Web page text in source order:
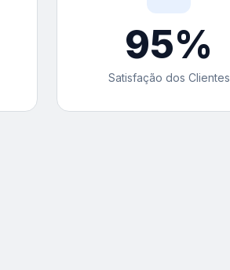
95%
Satisfação dos Clientes